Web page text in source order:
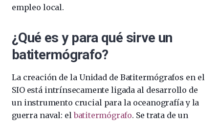
empleo local.
¿Qué es y para qué sirve un
batitermógrafo?
La creación de la Unidad de Batitermógrafos en el
SIO está intrínsecamente ligada al desarrollo de
un instrumento crucial para la oceanografía y la
guerra naval: elbatitermógrafo. Se trata de un